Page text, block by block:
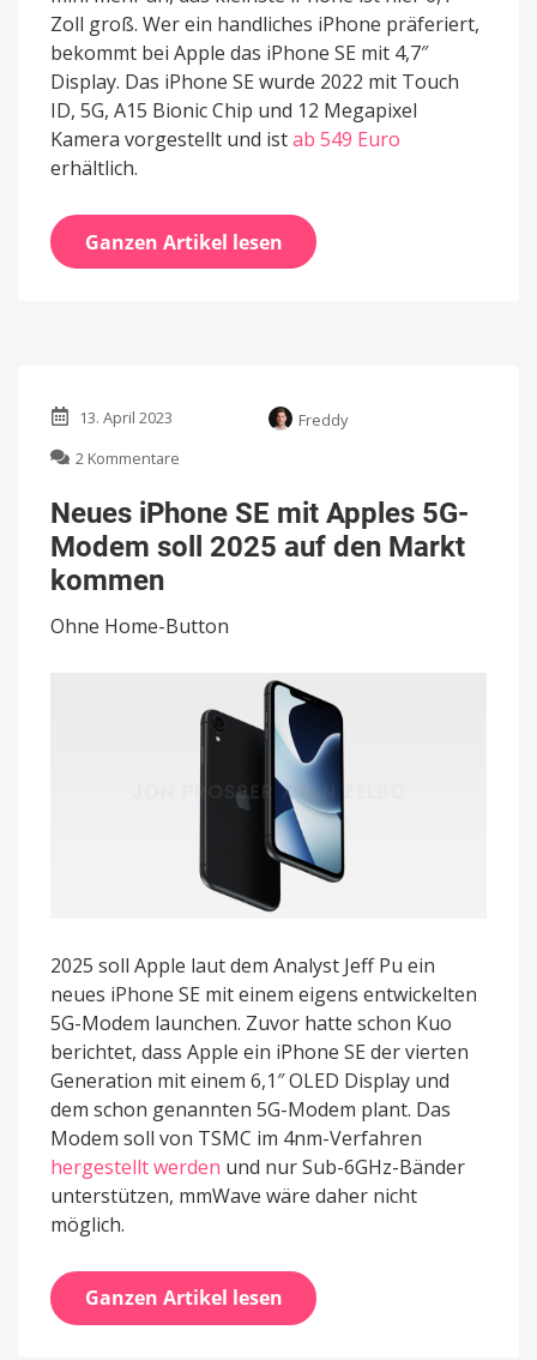
Zoll groß. Wer ein handliches iPhone präferiert,
bekommt bei Apple das iPhone SE mit 4,7″
Display. Das iPhone SE wurde 2022 mit Touch
ID, 5G, A15 Bionic Chip und 12 Megapixel
Kamera vorgestellt und istab 549 Euro
erhältlich.
Ganzen Artikel lesen
13. April 2023
Freddy
2 Kommentare
iPhone
SE
mit
Modem
soll
den
Markt
Neues iPhone SE mit Apples 5G-
Modem soll 2025 auf den Markt
kommen
Ohne Home-Button
2025 soll Apple laut dem Analyst Jeff Pu ein
neues iPhone SE mit einem eigens entwickelten
5G-Modem launchen. Zuvor hatte schon Kuo
berichtet, dass Apple ein iPhone SE der vierten
Generation mit einem 6,1″ OLED Display und
dem schon genannten 5G-Modem plant. Das
Modem soll von TSMC im 4nm-Verfahren
hergestellt werden und nur Sub-6GHz-Bänder
unterstützen, mmWave wäre daher nicht
möglich.
Ganzen Artikel lesen